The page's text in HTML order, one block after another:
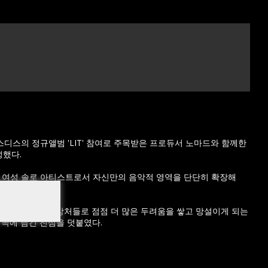
스의 정규앨범 'LIT' 참여로 주목받은 프로듀서 노마드와 함께한
다.
성 솔로 아티스트로서 자신만의 음악적 영역을 단단히 확장해
아가며 생긴 상처들로 점점 더 많은 두려움을 쌓고 망설이게 되는
에 담긴 진심을 덧붙였다.